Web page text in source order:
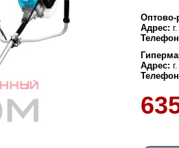
Оптово-
Адрес:
Адрес: